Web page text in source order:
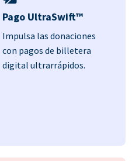
Pago UltraSwift™
Impulsa las donaciones
con pagos de billetera
digital ultrarrápidos.